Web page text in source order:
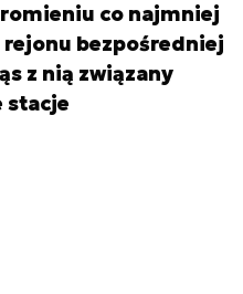
co najmniej
bezpośredniej
z nią związany
stacje